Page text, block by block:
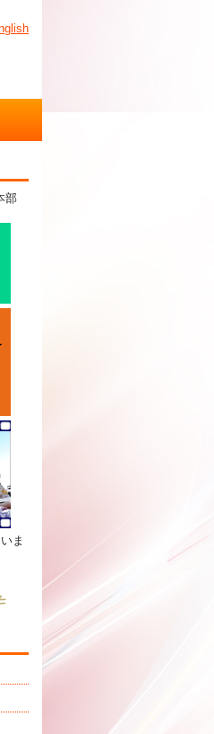
部
ま